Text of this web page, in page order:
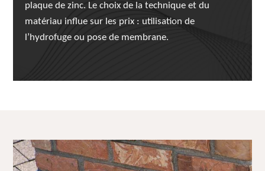
plaque de zinc. Le choix de la technique et du
matériau influe sur les prix : utilisation de
l’hydrofuge ou pose de membrane.